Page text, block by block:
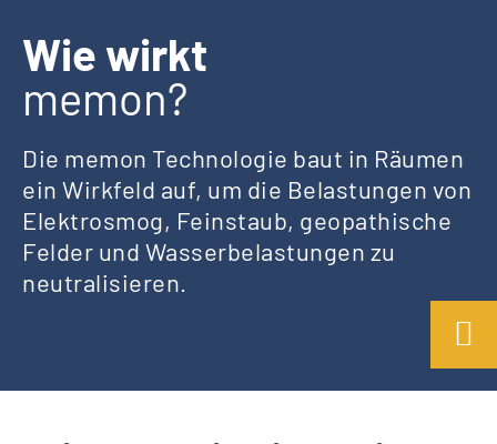
Wie wirkt
memon?
Die memon Technologie baut in Räumen
ein Wirkfeld auf, um die Belastungen von
Elektrosmog, Feinstaub, geopathische
Felder und Wasserbelastungen zu
neutralisieren.